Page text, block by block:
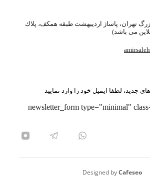
تهران، پاساژ ارديبهشت طبقه همكف، پلاك
جدید، لطفا ایمیل خود را وارد نمایید
[newsletter_form type="minimal"
Designed byCafeseo